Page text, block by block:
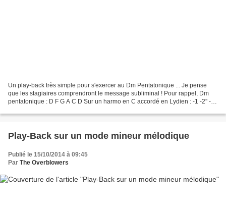
Un play-back très simple pour s'exercer au Dm Pentatonique ... Je pense
que les stagiaires comprendront le message subliminal ! Pour rappel, Dm
pentatonique : D F G A C D Sur un harmo en C accordé en Lydien : -1 -2'' -2
Play-Back sur un mode mineur mélodique
Publié le 15/10/2014 à 09:45
Par The Overblowers